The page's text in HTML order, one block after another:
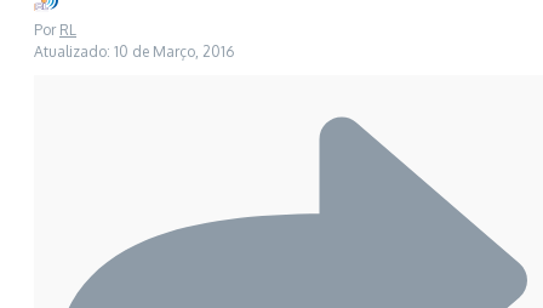
Por RL
Atualizado: 10 de Março, 2016